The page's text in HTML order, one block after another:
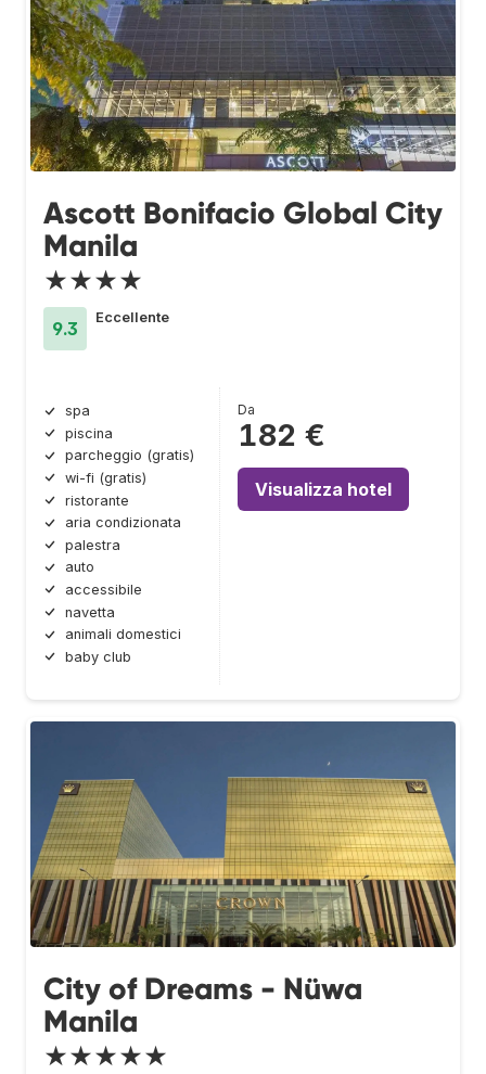
Ascott Bonifacio Global City
Manila
★★★★
9.3
Eccellente
spa
piscina
parcheggio (gratis)
wi-fi (gratis)
ristorante
aria condizionata
palestra
auto
accessibile
navetta
animali domestici
baby club
Da
182 €
Visualizza hotel
City of Dreams - Nüwa
Manila
★★★★★